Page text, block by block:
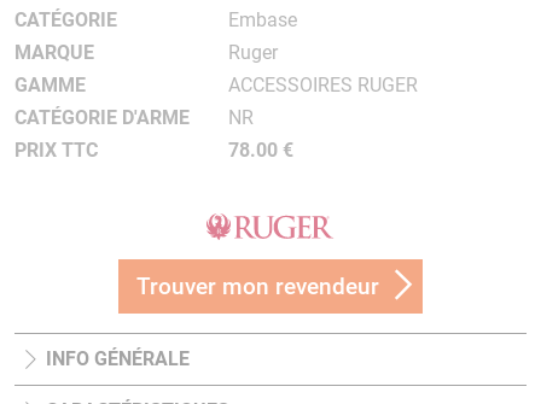
CATÉGORIE
Embase
MARQUE
Ruger
GAMME
ACCESSOIRES RUGER
CATÉGORIE D'ARME
NR
PRIX TTC
78.00 €
Trouver mon revendeur
INFO GÉNÉRALE